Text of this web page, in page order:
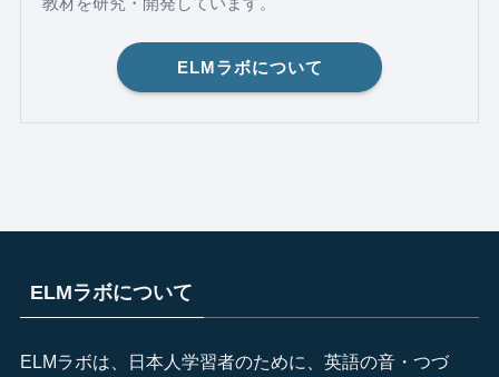
ELMラボについて
ELMラボについて
ELMラボは、日本人学習者のために、英語の音・つづ